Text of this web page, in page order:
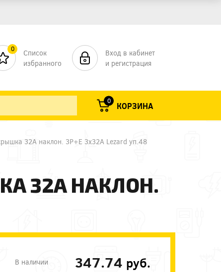
0
Список
избранного
Вход в кабинет
и регистрация
0 КОРЗИНА
32A наклон. 3Р+Е 3х32А Lezard уп.48
32A НАКЛОН.
В наличии 347.74 руб.